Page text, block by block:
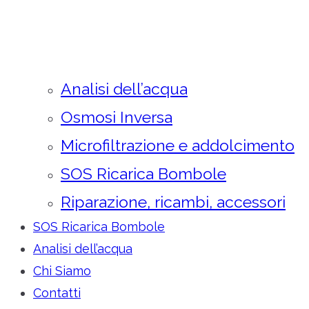
Analisi dell’acqua
Osmosi Inversa
Microfiltrazione e addolcimento
SOS Ricarica Bombole
Riparazione, ricambi, accessori
SOS Ricarica Bombole
Analisi dell’acqua
Chi Siamo
Contatti